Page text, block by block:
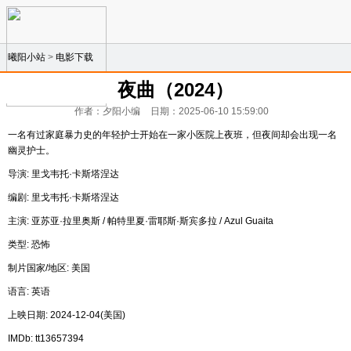
曦阳小站 > 电影下载
夜曲（2024）
作者：夕阳小编 日期：2025-06-10 15:59:00
一名有过家庭暴力史的年轻护士开始在一家小医院上夜班，但夜间却会出现一名
幽灵护士。
导演: 里戈韦托·卡斯塔涅达
编剧: 里戈韦托·卡斯塔涅达
主演: 亚苏亚·拉里奥斯 / 帕特里夏·雷耶斯·斯宾多拉 / Azul Guaita
类型: 恐怖
制片国家/地区: 美国
语言: 英语
上映日期: 2024-12-04(美国)
IMDb: tt13657394